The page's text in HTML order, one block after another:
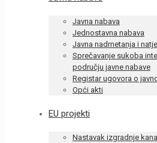
Javna nabava
Jednostavna nabava
Javna nadmetanja i
Sprečavanje sukoba
području javne nabave
Registar ugovora o
Opći akti
EU projekti
Nastavak izgradnje